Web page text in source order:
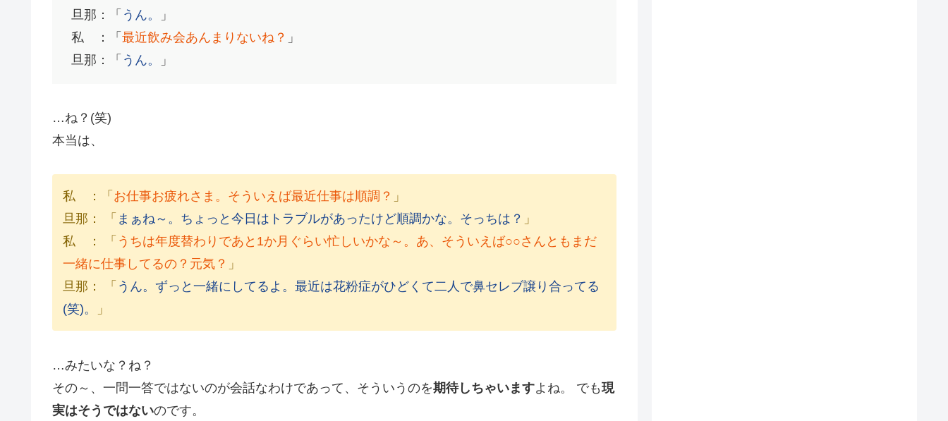
旦那：「 うん。
」
私 ：「 最近飲み会あんまりないね？ 」
旦那：「 うん。 」
…ね？(笑)
本当は、
私 ：「 お仕事お疲れさま。そういえば最近仕事は順調？ 」
旦那： 「 まぁね～。ちょっと今日はトラブルがあったけど順調かな。そっちは？ 」
私 ： 「 うちは年度替わりであと1か月ぐらい忙しいかな～。あ、そういえば○○さんともまだ
一緒に仕事してるの？元気？ 」
旦那： 「 うん。ずっと一緒にしてるよ。最近は花粉症がひどくて二人で鼻セレブ譲り合ってる
(笑)。
」
…みたいな？ね？
その～、一問一答ではないのが会話なわけであって、そういうのを期待しちゃいますよね。 でも現
実はそうではないのです。